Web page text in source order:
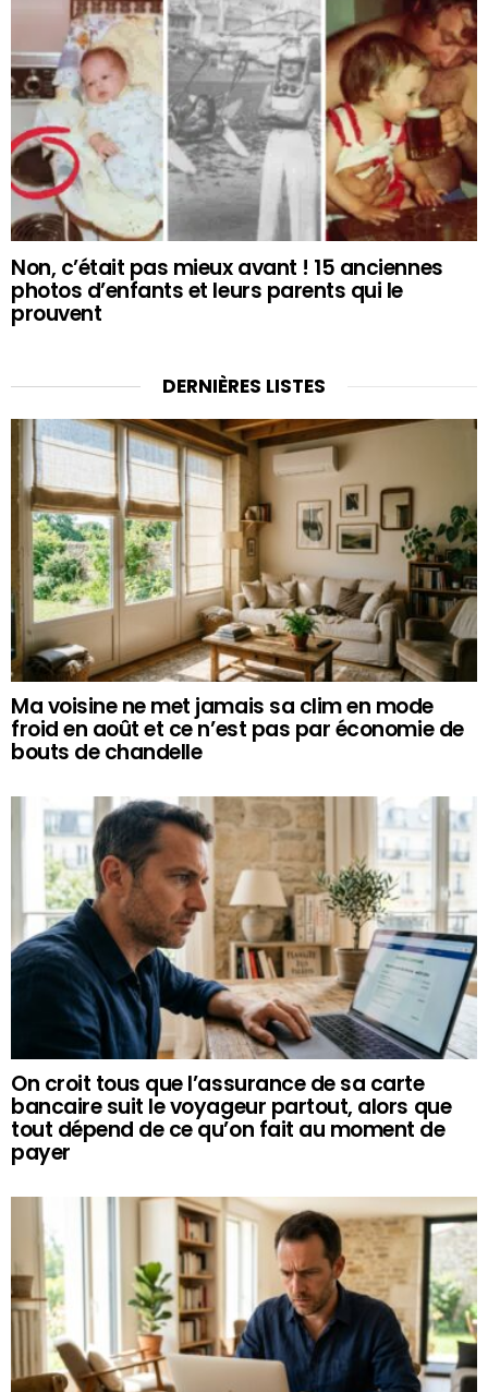
Non, c’était pas mieux avant ! 15 anciennes
photos d’enfants et leurs parents qui le
prouvent
DERNIÈRES LISTES
Ma voisine ne met jamais sa clim en mode
froid en août et ce n’est pas par économie de
bouts de chandelle
On croit tous que l’assurance de sa carte
bancaire suit le voyageur partout, alors que
tout dépend de ce qu’on fait au moment de
payer